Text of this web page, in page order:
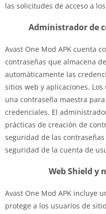
las solicitudes de acceso a
Administrador de
Avast One Mod APK cuenta
contraseñas que almacena
automáticamente las
sitios web y aplicaciones.
una contraseña maestra
credenciales. El
prácticas de creación de
seguridad de las
seguridad de la cuenta de
Web Shield y
Avast One Mod APK incluye
protege a los usuarios de